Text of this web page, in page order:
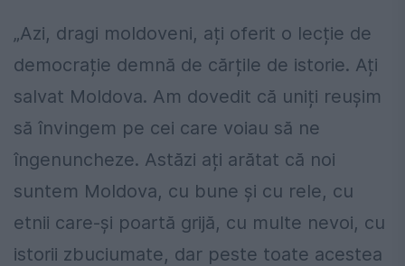
„Azi, dragi moldoveni, ați oferit o lecție de
democrație demnă de cărțile de istorie. Ați
salvat Moldova. Am dovedit că uniți reușim
să învingem pe cei care voiau să ne
îngenuncheze. Astăzi ați arătat că noi
suntem Moldova, cu bune și cu rele, cu
etnii care-și poartă grijă, cu multe nevoi, cu
istorii zbuciumate, dar peste toate acestea